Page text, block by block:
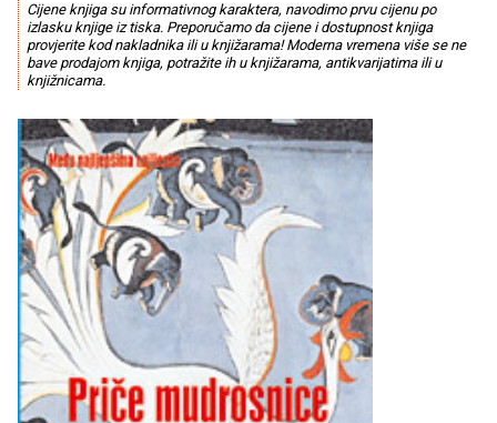
Cijene knjiga su informativnog karaktera, navodimo prvu cijenu po
izlasku knjige iz tiska. Preporučamo da cijene i dostupnost knjiga
provjerite kod nakladnika ili u knjižarama! Moderna vremena više se ne
bave prodajom knjiga, potražite ih u knjižarama, antikvarijatima ili u
knjižnicama.